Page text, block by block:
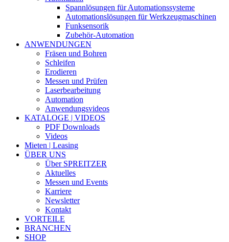
Spannlösungen für Automationssysteme
Automationslösungen für Werkzeugmaschinen
Funksensorik
Zubehör-Automation
ANWENDUNGEN
Fräsen und Bohren
Schleifen
Erodieren
Messen und Prüfen
Laserbearbeitung
Automation
Anwendungsvideos
KATALOGE | VIDEOS
PDF Downloads
Videos
Mieten | Leasing
ÜBER UNS
Über SPREITZER
Aktuelles
Messen und Events
Karriere
Newsletter
Kontakt
VORTEILE
BRANCHEN
SHOP